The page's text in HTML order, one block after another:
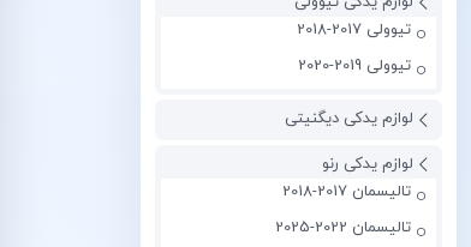
تیوولی 2017-2018
تیوولی 2019-2020
لوازم یدکی دیگنیتی
لوازم یدکی رنو
تالیسمان 2017-2018
تالیسمان 2022-2025